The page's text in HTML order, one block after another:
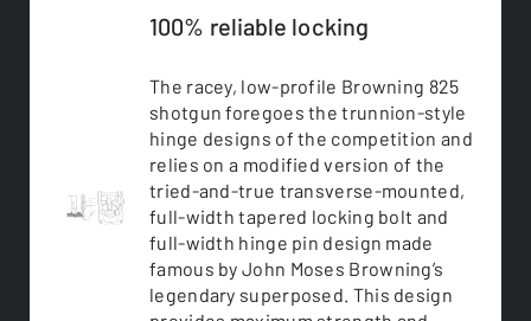
100% reliable locking
The racey, low-profile Browning 825
shotgun foregoes the trunnion-style
hinge designs of the competition and
relies on a modified version of the
tried-and-true transverse-mounted,
full-width tapered locking bolt and
full-width hinge pin design made
famous by John Moses Browning’s
legendary superposed. This design